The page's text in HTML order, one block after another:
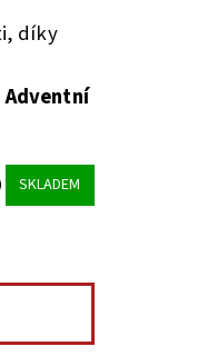
díky
Adventní
SKLADEM